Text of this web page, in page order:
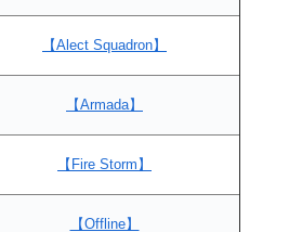
【Alect Squadron】
【Armada】
【Fire Storm】
【Offline】